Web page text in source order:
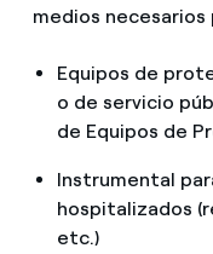
medios necesarios
Equipos de
o de servicio
de Equipos de
Instrumental
hospitalizados
etc.)